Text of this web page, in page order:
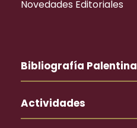
Novedades Editoriales
Bibliografía Palentina
Actividades